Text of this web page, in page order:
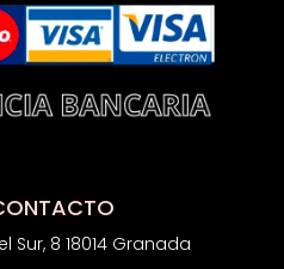
Sur, 8 18014 Granada